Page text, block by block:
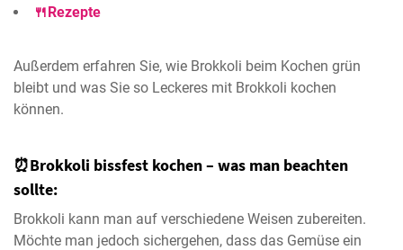
🍴Rezepte
Außerdem erfahren Sie, wie Brokkoli beim Kochen grün
bleibt und was Sie so Leckeres mit Brokkoli kochen
können.
⏰Brokkoli bissfest kochen – was man beachten
sollte:
Brokkoli kann man auf verschiedene Weisen zubereiten.
Möchte man jedoch sichergehen, dass das Gemüse ein